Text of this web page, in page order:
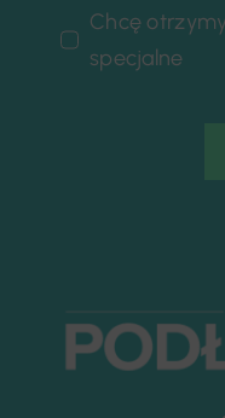
Chcę
specjalne